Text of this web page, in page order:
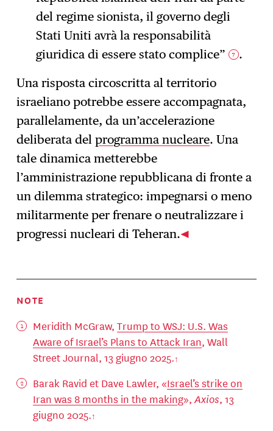
del regime sionista, il governo degli
Stati Uniti avrà la responsabilità
giuridica di essere stato complice”
7 .
Una risposta circoscritta al territorio
israeliano potrebbe essere accompagnata,
parallelamente, da un’accelerazione
deliberata delprogramma nucleare. Una
tale dinamica metterebbe
l’amministrazione repubblicana di fronte a
un dilemma strategico: impegnarsi o meno
militarmente per frenare o neutralizzare i
progressi nucleari di Teheran.
NOTE
Meridith McGraw, Trump to WSJ: U.S. Was
Aware of Israel’s Plans to Attack Iran, Wall
Street Journal, 13 giugno 2025.
Barak Ravid et Dave Lawler, «Israel’s strike on
Iran was 8 months in the making»,Axios, 13
giugno 2025.